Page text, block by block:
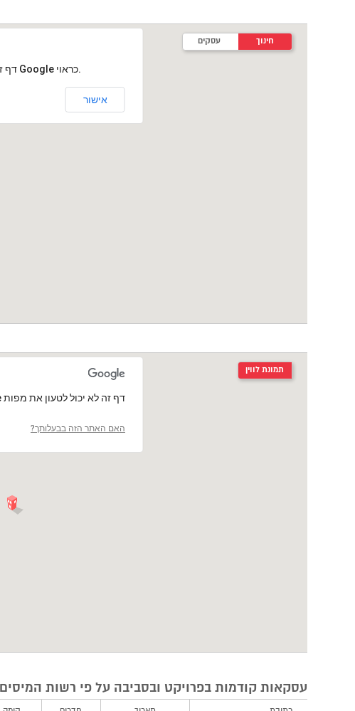
‏דף זה לא יכול לטעון את מפות Google כראוי.
אישור
חינוך עסקים
‏דף זה לא יכול לטעון את מפות Google כראוי.
האם האתר הזה בבעלותך?
תמונת לווין
עסקאות קודמות בפרויקט ובסביבה על פי רשות המיסים